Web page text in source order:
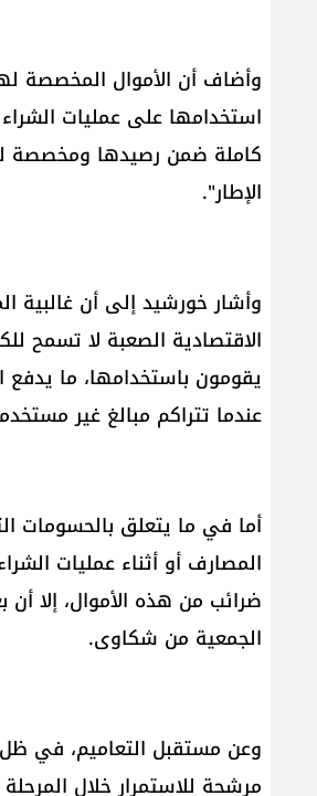
وأضاف أن الأموال المخصصة
استخدامها على عمليات
كاملة ضمن رصيدها ومخصصة
الإطار".
وأشار خورشيد إلى أن غالبية
الاقتصادية الصعبة لا تسمح
يقومون باستخدامها، ما
عندما تتراكم مبالغ غير
أما في ما يتعلق بالحسومات
المصارف أو أثناء عمليات
ضرائب من هذه الأموال، إلا
الجمعية من شكاوى.
وعن مستقبل التعاميم، في ظل
مرشحة للاستمرار خلال